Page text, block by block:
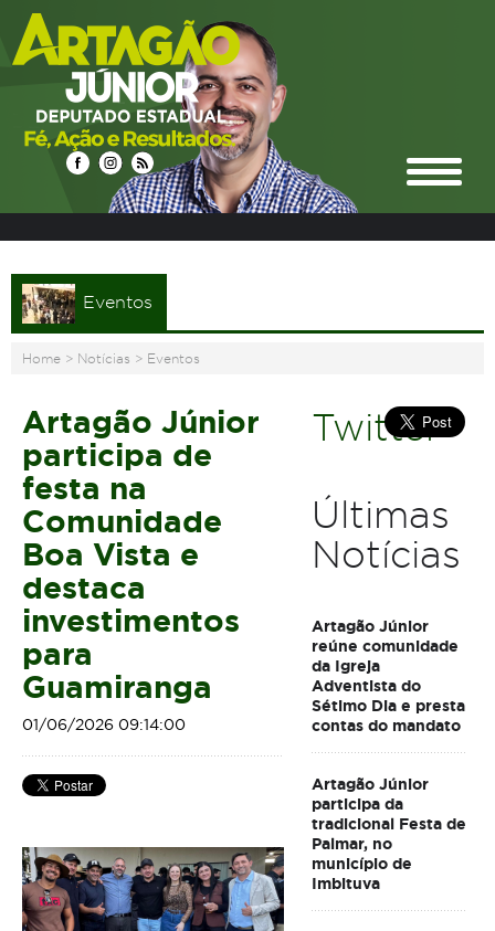
Eventos
Home > Notícias > Eventos
Artagão Júnior
participa de
festa na
Comunidade
Boa Vista e
destaca
investimentos
para
Guamiranga
01/06/2026 09:14:00
Twitter
Últimas
Notícias
Artagão Júnior
reúne comunidade
da Igreja
Adventista do
Sétimo Dia e presta
contas do mandato
Artagão Júnior
participa da
tradicional Festa de
Palmar, no
município de
Imbituva